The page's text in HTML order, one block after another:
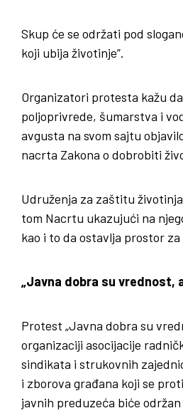
Skup će se održati pod
koji ubija životinje”.
Organizatori protesta kažu
poljoprivrede, šumarstva i
avgusta na svom sajtu
nacrta Zakona o dobrobiti
Udruženja za zaštitu
tom Nacrtu ukazujući na
kao i to da ostavlja prostor
„Javna dobra su vrednost,
Protest „Javna dobra su
organizaciji asocijacije
sindikata i strukovnih
i zborova građana koji se
javnih preduzeća biće